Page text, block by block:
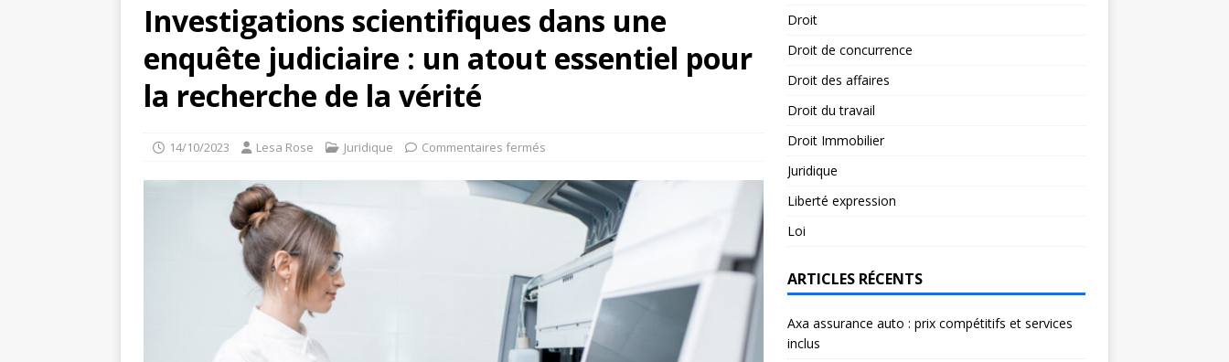
Investigations scientifiques dans une
enquête judiciaire : un atout essentiel pour
la recherche de la vérité
14/10/2023 Lesa Rose Juridique Commentaires fermés
Droit
Droit de concurrence
Droit des affaires
Droit du travail
Droit Immobilier
Juridique
Liberté expression
Loi
ARTICLES RÉCENTS
Axa assurance auto : prix compétitifs et services
inclus